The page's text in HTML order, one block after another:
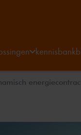
kennisbank